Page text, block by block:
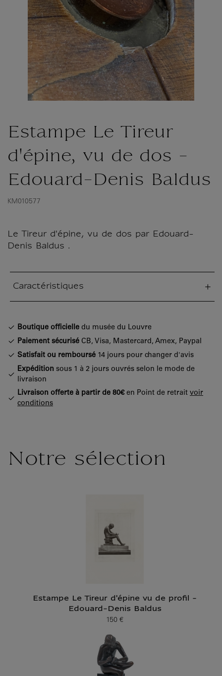
Estampe Le Tireur
d'épine, vu de dos -
Edouard-Denis Baldus
KM010577
Le Tireur d'épine, vu de dos par Edouard-
Denis Baldus .
Caractéristiques
fermée
Boutique officielle du musée du Louvre
Paiement sécurisé CB, Visa, Mastercard, Amex, Paypal
Satisfait ou remboursé 14 jours pour changer d'avis
Expédition sous 1 à 2 jours ouvrés selon le mode de
livraison
Livraison offerte à partir de 80€en Point de retrait voir
conditions
Notre sélection
Estampe Le Tireur d'épine vu de profil -
Edouard-Denis Baldus
Prix ​​actuel
150 €